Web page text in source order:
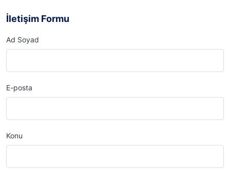
İletişim Formu
Ad Soyad
E-posta
Konu